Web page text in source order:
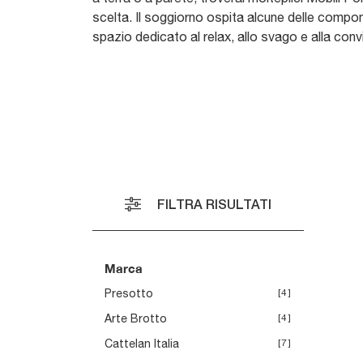
FILTRA RISULTATI
Marca
Presotto 4
Arte Brotto 4
Cattelan Italia 7
scelta. Il soggiorno ospita alcune delle
spazio dedicato al relax, allo svago e alla